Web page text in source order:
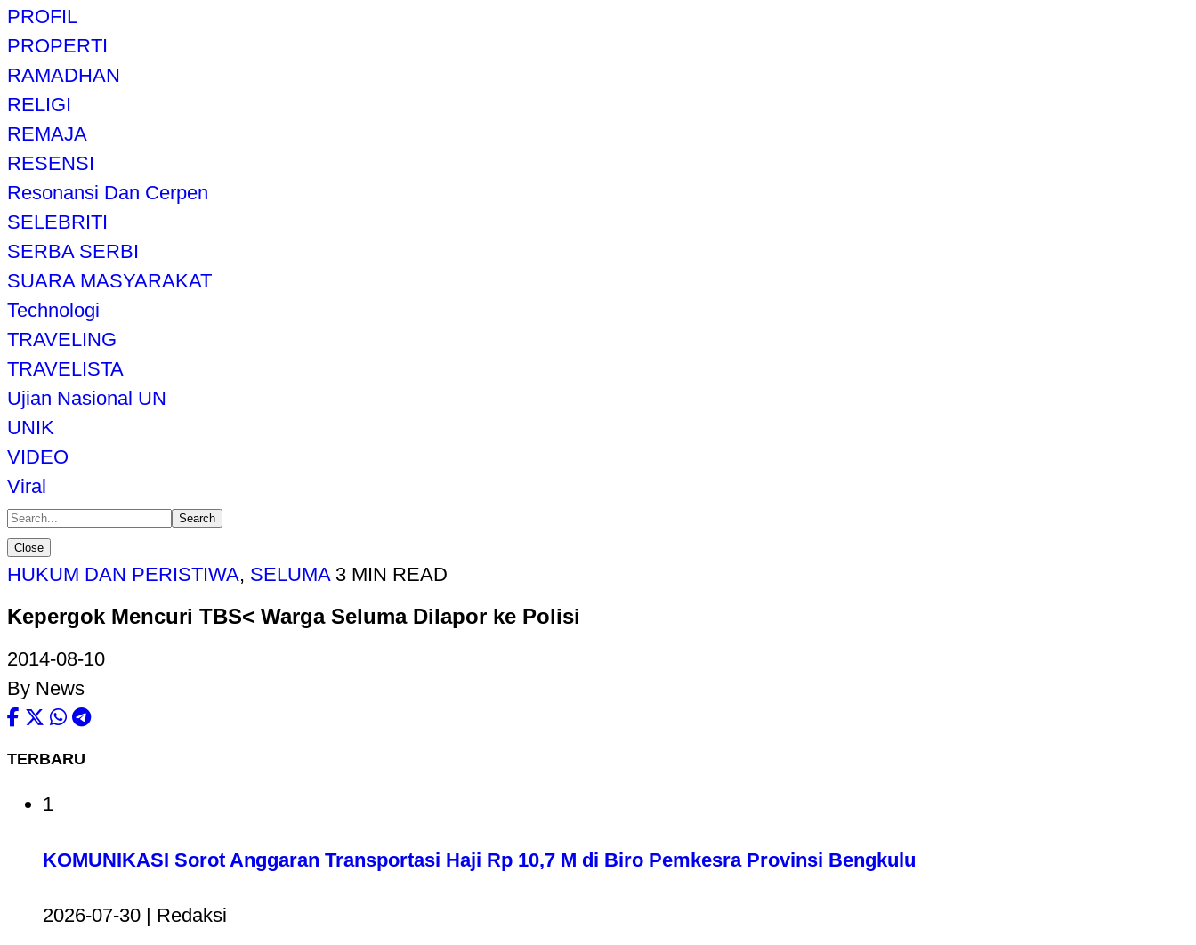
PROFIL
PROPERTI
RAMADHAN
RELIGI
REMAJA
RESENSI
Resonansi Dan Cerpen
SELEBRITI
SERBA SERBI
SUARA MASYARAKAT
Technologi
TRAVELING
TRAVELISTA
Ujian Nasional UN
UNIK
VIDEO
Viral
Search
Close
HUKUM DAN PERISTIWA, SELUMA 3 MIN READ
Kepergok Mencuri TBS< Warga Seluma Dilapor ke Polisi
2014-08-10
By News
TERBARU
1
KOMUNIKASI Sorot Anggaran Transportasi Haji Rp 10,7 M di Biro Pemkesra Provinsi Bengkulu
2026-07-30 | Redaksi